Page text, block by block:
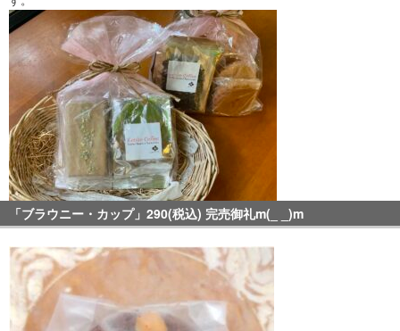
「ブラウニー・カップ」290(税込) 完売御礼m(_ _)m